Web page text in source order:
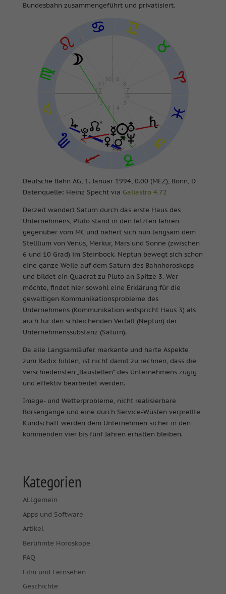
Bundesbahn zusammengeführt und privatisiert.
Deutsche Bahn AG, 1. Januar 1994, 0.00 (MEZ), Bonn, D
Datenquelle: Heinz Specht via Galiastro 4.72
Derzeit wandert Saturn durch das erste Haus des
Unternehmens, Pluto stand in den letzten Jahren
gegenüber vom MC und nähert sich nun langsam dem
Stelllium von Venus, Merkur, Mars und Sonne (zwischen
6 und 10 Grad) im Steinbock. Neptun bewegt sich schon
eine ganze Weile auf dem Saturn des Bahnhoroskops
und bildet ein Quadrat zu Pluto an Spitze 3. Wer
möchte, findet hier sowohl eine Erklärung für die
gewaltigen Kommunikationsprobleme des
Unternehmens (Kommunikation entspricht Haus 3) als
auch für den schleichenden Verfall (Neptun) der
Unternehmenssubstanz (Saturn).
Da alle Langsamläufer markante und harte Aspekte
zum Radix bilden, ist nicht damit zu rechnen, dass die
verschiedensten „Baustellen“ des Unternehmens zügig
und effektiv bearbeitet werden.
Image- und Wetterprobleme, nicht realisierbare
Börsengänge und eine durch Service-Wüsten verprellte
Kundschaft werden dem Unternehmen sicher in den
kommenden vier bis fünf Jahren erhalten bleiben.
Kategorien
ALLgemein
Apps und Software
Artikel
Berühmte Horoskope
FAQ
Film und Fernsehen
Geschichte